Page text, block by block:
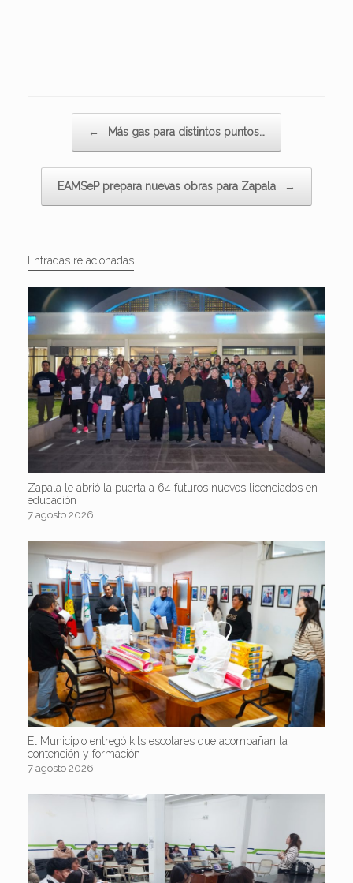
← Más gas para distintos puntos…
EAMSeP prepara nuevas obras para Zapala →
Entradas relacionadas
Zapala le abrió la puerta a 64 futuros nuevos licenciados en
educación
7 agosto 2026
El Municipio entregó kits escolares que acompañan la
contención y formación
7 agosto 2026